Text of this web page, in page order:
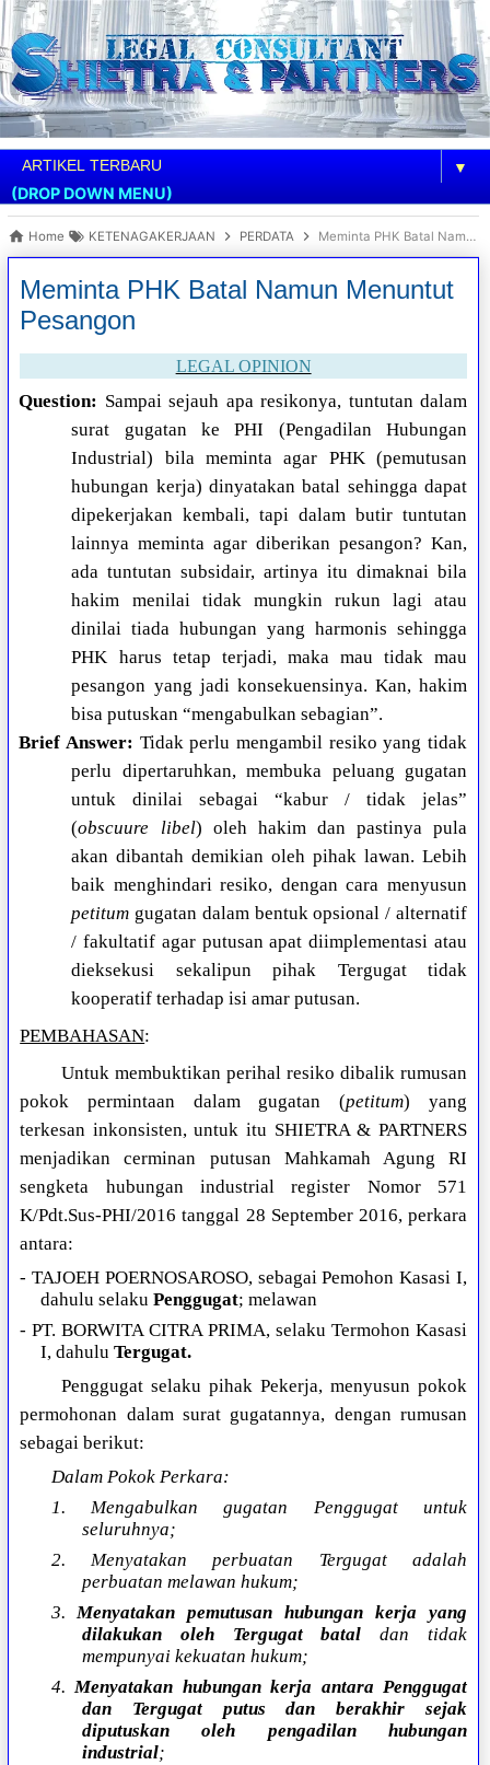
▼
(DROP DOWN MENU)
Home KETENAGAKERJAAN PERDATA Meminta PHK Batal Namun Menuntut Pesangon
Meminta PHK Batal Namun Menuntut
Pesangon
LEGAL OPINION
Question: Sampai sejauh apa resikonya, tuntutan dalam
surat gugatan ke PHI (Pengadilan Hubungan
Industrial) bila meminta agar PHK (pemutusan
hubungan kerja) dinyatakan batal sehingga dapat
dipekerjakan kembali, tapi dalam butir tuntutan
lainnya meminta agar diberikan pesangon? Kan,
ada tuntutan subsidair, artinya itu dimaknai bila
hakim menilai tidak mungkin rukun lagi atau
dinilai tiada hubungan yang harmonis sehingga
PHK harus tetap terjadi, maka mau tidak mau
pesangon yang jadi konsekuensinya. Kan, hakim
bisa putuskan “mengabulkan sebagian”.
Brief Answer: Tidak perlu mengambil resiko yang tidak
perlu dipertaruhkan, membuka peluang gugatan
untuk dinilai sebagai “kabur / tidak jelas”
(obscuure libel) oleh hakim dan pastinya pula
akan dibantah demikian oleh pihak lawan. Lebih
baik menghindari resiko, dengan cara menyusun
petitum gugatan dalam bentuk opsional / alternatif
/ fakultatif agar putusan apat diimplementasi atau
dieksekusi sekalipun pihak Tergugat tidak
kooperatif terhadap isi amar putusan.
PEMBAHASAN:
Untuk membuktikan perihal resiko dibalik rumusan
pokok permintaan dalam gugatan (petitum) yang
terkesan inkonsisten, untuk itu SHIETRA & PARTNERS
menjadikan cerminan putusan Mahkamah Agung RI
sengketa hubungan industrial register Nomor 571
K/Pdt.Sus-PHI/2016 tanggal 28 September 2016, perkara
antara:
- TAJOEH POERNOSAROSO, sebagai Pemohon Kasasi I,
dahulu selakuPenggugat; melawan
- PT. BORWITA CITRA PRIMA, selaku Termohon Kasasi
I, dahuluTergugat.
Penggugat selaku pihak Pekerja, menyusun pokok
permohonan dalam surat gugatannya, dengan rumusan
sebagai berikut:
Dalam Pokok Perkara:
1. Mengabulkan gugatan Penggugat untuk
seluruhnya;
2. Menyatakan perbuatan Tergugat adalah
perbuatan melawan hukum;
3.Menyatakan pemutusan hubungan kerja yang
dilakukan oleh Tergugat batal dan tidak
mempunyai kekuatan hukum;
4.Menyatakan hubungan kerja antara Penggugat
dan Tergugat putus dan berakhir sejak
diputuskan oleh pengadilan hubungan
industrial;